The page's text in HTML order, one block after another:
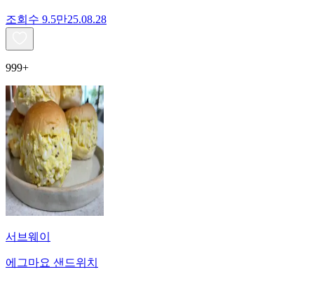
조회수 9.5만25.08.28
999+
서브웨이
에그마요 샌드위치